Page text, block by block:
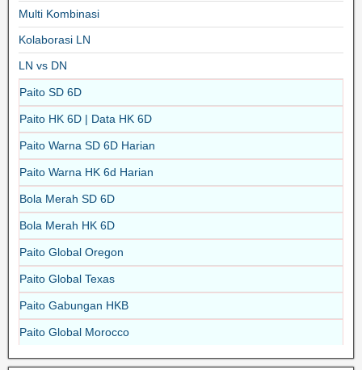
Multi Kombinasi
Kolaborasi LN
LN vs DN
Paito SD 6D
Paito HK 6D | Data HK 6D
Paito Warna SD 6D Harian
Paito Warna HK 6d Harian
Bola Merah SD 6D
Bola Merah HK 6D
Paito Global Oregon
Paito Global Texas
Paito Gabungan HKB
Paito Global Morocco